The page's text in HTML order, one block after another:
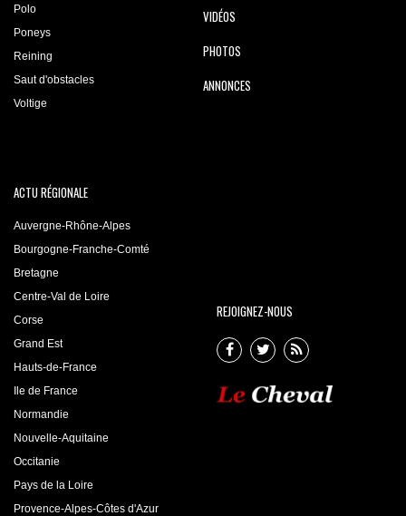
Polo
Poneys
Reining
Saut d'obstacles
Voltige
VIDÉOS
PHOTOS
ANNONCES
ACTU RÉGIONALE
Auvergne-Rhône-Alpes
Bourgogne-Franche-Comté
Bretagne
Centre-Val de Loire
Corse
Grand Est
Hauts-de-France
Ile de France
Normandie
Nouvelle-Aquitaine
Occitanie
Pays de la Loire
Provence-Alpes-Côtes d'Azur
REJOIGNEZ-NOUS